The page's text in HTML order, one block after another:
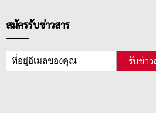
สมัครรับข่าวสาร
รับข่าว